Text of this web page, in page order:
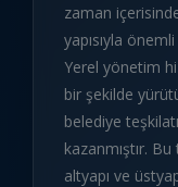
zaman
yapısıyla
Yerel yönetim
bir şekilde
belediye
kazanmıştır.
altyapı ve